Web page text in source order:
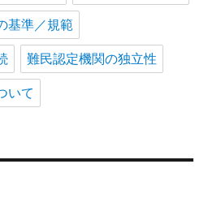
基準／規範
難民認定機関の独立性
いて